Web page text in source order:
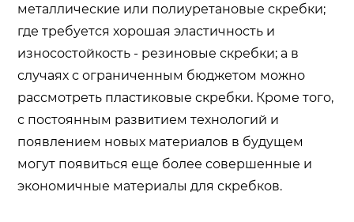
металлические или полиуретановые скребки;
где требуется хорошая эластичность и
износостойкость - резиновые скребки; а в
случаях с ограниченным бюджетом можно
рассмотреть пластиковые скребки. Кроме того,
с постоянным развитием технологий и
появлением новых материалов в будущем
могут появиться еще более совершенные и
экономичные материалы для скребков.